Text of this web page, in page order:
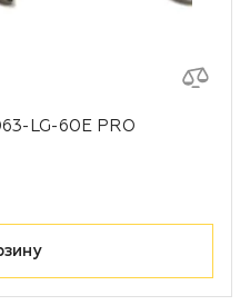
LG-60E PRO